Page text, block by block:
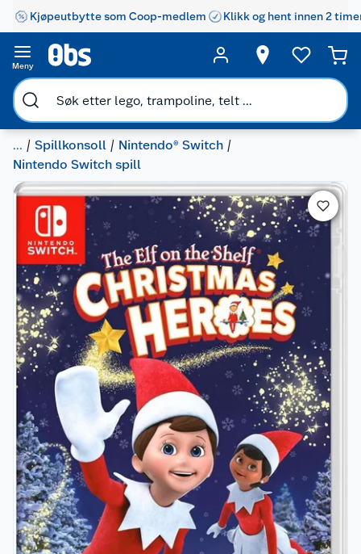
Kjøpeutbytte som Coop-medlem Klikk og hent innen 2
Meny
... Spillkonsoll
Nintendo® Switch
Nintendo Switch spill